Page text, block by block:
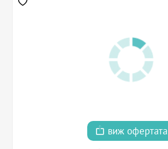
виж офертата